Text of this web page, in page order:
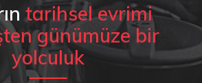
tarihsel evrimi
günümüze bir
yolculuk